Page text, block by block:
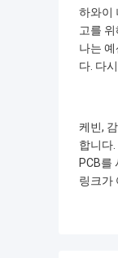
하와이
고를
나는
다. 다
케빈,
합니다
PCB를
링크가